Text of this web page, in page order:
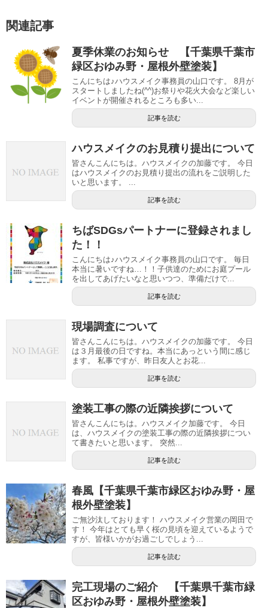
関連記事
夏季休業のお知らせ 【千葉県千葉市
緑区おゆみ野・屋根外壁塗装】
こんにちは♪ハウスメイク事務員の山口です。 8月が
スタートしましたね(^^)お祭りや花火大会など楽しい
イベントが開催されるところも多い...
記事を読む
ハウスメイクのお見積り提出について
皆さんこんにちは。ハウスメイクの加藤です。 今日
はハウスメイクのお見積り提出の流れをご説明した
いと思います。 ...
記事を読む
ちばSDGsパートナーに登録されまし
た！！
こんにちは♪ハウスメイク事務員の山口です。 毎日
本当に暑いですね…！！子供達のためにお庭プール
を出してあげたいなと思いつつ、準備だけで...
記事を読む
現場調査について
皆さんこんにちは。ハウスメイクの加藤です。 今日
は３月最後の日ですね。本当にあっという間に感じ
ます。 私事ですが、昨日友人とお花...
記事を読む
塗装工事の際の近隣挨拶について
皆さんこんにちは。ハウスメイク加藤です。 今日
は、ハウスメイクの塗装工事の際の近隣挨拶につい
て書きたいと思います。 突然...
記事を読む
春風【千葉県千葉市緑区おゆみ野・屋
根外壁塗装】
ご無沙汰しております！ ハウスメイク営業の岡田で
す！ 今年はとても早く桜の見頃を迎えているようで
すが、皆様いかがお過ごしでしょう...
記事を読む
完工現場のご紹介 【千葉県千葉市緑
区おゆみ野・屋根外壁塗装】